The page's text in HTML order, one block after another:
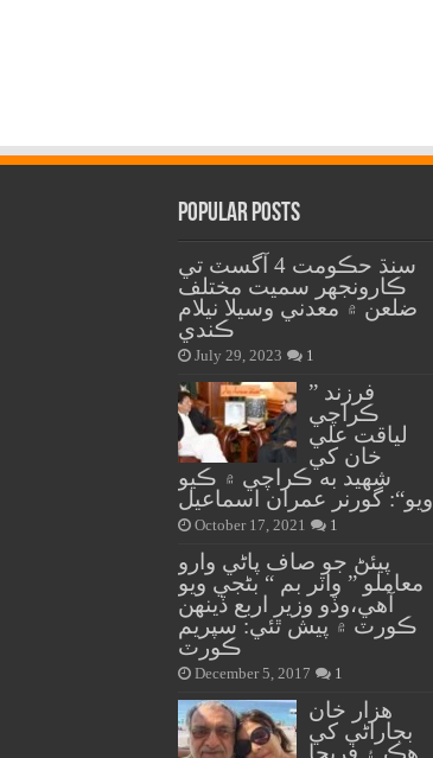
Popular Posts
سنڌ حڪومت 4 آگسٽ تي
ڪارونجهر سميت مختلف
ضلعن ۾ معدني وسيلا نيلام
ڪندي
July 29, 2023 1
” فرزند
ڪراچي
لياقت علي
خان کي
شهيد به ڪراچي ۾ ڪيو
ويو“: گورنر عمران اسماعيل
October 17, 2021 1
پيئڻ جو صاف پاڻي وارو
معاملو ” واٽر بم “ بڻجي ويو
آهي،وڏو وزير اربع ڏينهن
ڪورٽ ۾ پيش ٿئي: سپريم
ڪورٽ
December 5, 2017 1
هزار خان
بجاراڻي کي
هڪ ۽ فريحا